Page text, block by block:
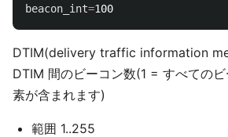
beacon_int=
DTIM(delivery traffic information
DTIM 間のビーコン数(1 = すべての
素が含まれます)
範囲 1..255